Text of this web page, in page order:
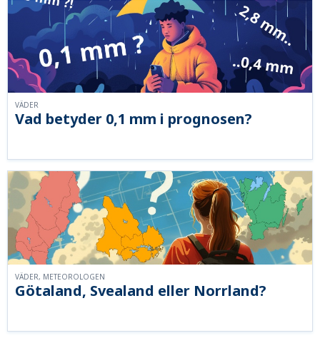
Vad betyder 0,1 mm i prognosen?
VÄDER
Götaland, Svealand eller Norrland?
VÄDER, METEOROLOGEN